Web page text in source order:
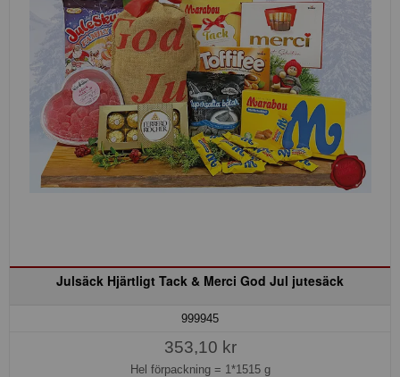
Julsäck Hjärtligt Tack & Merci God Jul jutesäck
999945
353,10 kr
Hel förpackning = 1*1515 g